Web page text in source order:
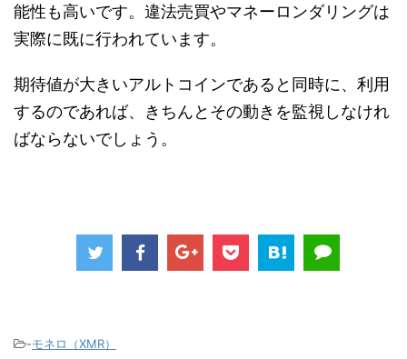
能性も高いです。違法売買やマネーロンダリングは
実際に既に行われています。
期待値が大きいアルトコインであると同時に、利用
するのであれば、きちんとその動きを監視しなけれ
ばならないでしょう。
-モネロ（XMR）